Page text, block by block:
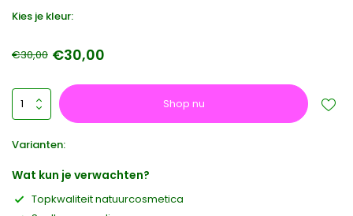
Kies je kleur:
€30,00 €30,00
Shop nu
Varianten:
Wat kun je verwachten?
Topkwaliteit natuurcosmetica